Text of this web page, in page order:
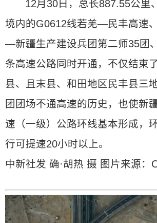
12月30日，总长887.55公里
境内的G0612线若羌—民丰高速
—新疆生产建设兵团第二师35团
条高速公路同时开通，不仅结束
县、且末县、和田地区民丰县三
团团场不通高速的历史，也使新
速（一级）公路环线基本形成，
行可提速20小时以上。
中新社发 确·胡热 摄 图片来源：